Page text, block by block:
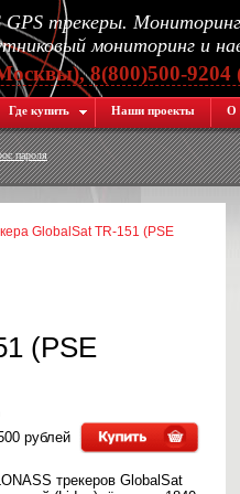
GPS трекеры.
мониторинг и
8(800)500-
Где купить Наши проекты О
пароля
GlobalSat TR-151 (PSE
(PSE
рублей
трекеров GlobalSat